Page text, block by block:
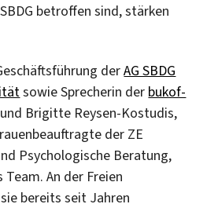
betroffen sind, stärken
derAG SBDG
sowie Sprecherin der bukof-
Brigitte Reysen-Kostudis,
der ZE
Psychologische Beratung,
An der Freien
bereits seit Jahren